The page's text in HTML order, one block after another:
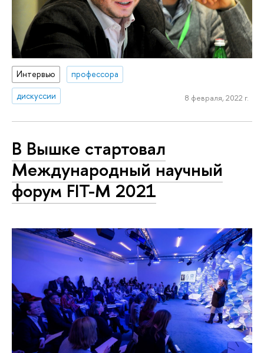
Интервью
профессора
дискуссии
8 февраля, 2022 г.
В Вышке стартовал
Международный научный
форум FIT-M 2021